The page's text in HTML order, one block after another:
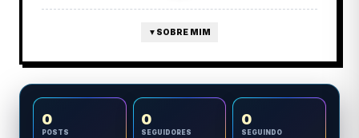
▼ SOBRE MIM
0
POSTS
0
SEGUIDORES
0
SEGUINDO